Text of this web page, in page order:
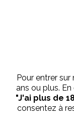
Pour entrer
ans ou plus.
"J'ai plus de
consentez à